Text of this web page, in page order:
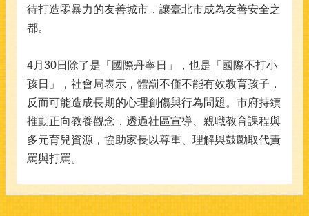
待打造零暴力的友善城市，讓臺北市成為友善安全之
都。
4月30日除了是「國際丹寧日」，也是「國際不打小
孩日」，社會局表示，體罰不僅不能有效教育孩子，
反而可能造成長期的心理創傷與行為問題。市府持續
推動正向教養觀念，透過社區宣導、親職教育課程與
多元育兒資源，協助家長以尊重、理解與鼓勵取代責
罵與打罵。